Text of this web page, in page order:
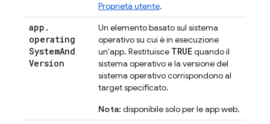
Proprietà utente.
app .
operating
SystemAnd
Version
Un elemento basato sul sistema
operativo su cui è in esecuzione
un'app. Restituisce TRUEquando il
sistema operativo e la versione del
sistema operativo corrispondono al
target specificato.
Nota: disponibile solo per le app web.